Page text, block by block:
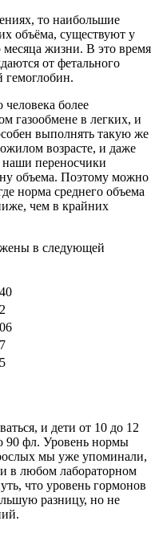
то наибольшие
объёма, существуют у
жизни. В это время
от фетального
гемоглобин.
более
газообмене в легких, и
выполнять такую же
возрасте, и даже
наши переносчики
объема. Поэтому можно
норма среднего объема
чем в крайних
в следующей
и дети от 10 до 12
90 фл. Уровень нормы
мы уже упоминали,
в любом лабораторном
что уровень гормонов
разницу, но не